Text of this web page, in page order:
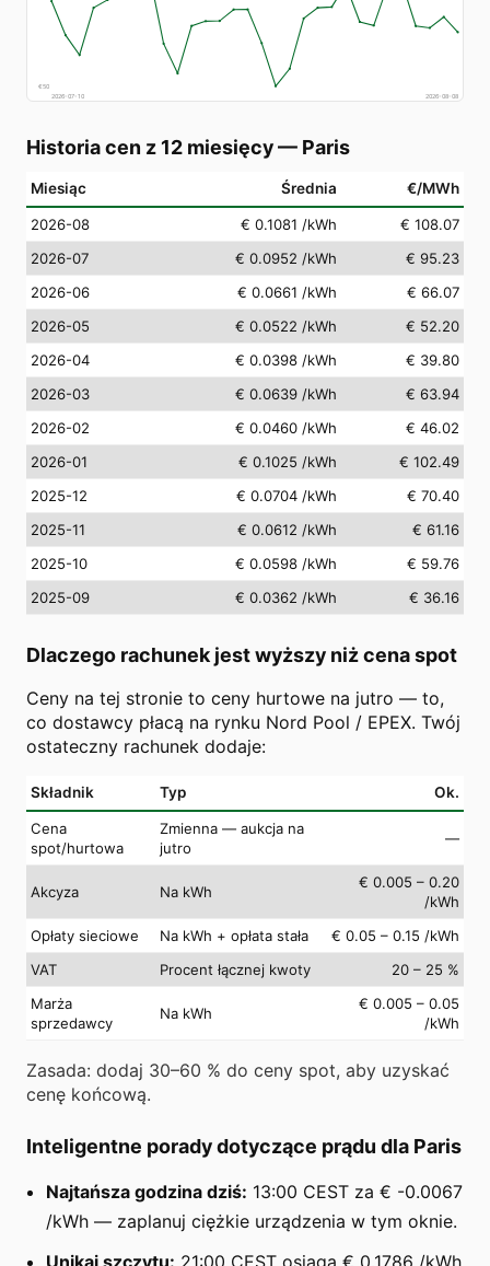
€50
2026-07-10
2026-08-08
Historia cen z 12 miesięcy— Paris
Miesiąc Średnia €/MWh
2026-08 € 0.1081 /kWh
€ 108.07
2026-07
€ 0.0952 /kWh
€ 95.23
2026-06
€ 0.0661 /kWh
€ 66.07
2026-05
€ 0.0522 /kWh
€ 52.20
2026-04
€ 0.0398 /kWh
€ 39.80
2026-03
€ 0.0639 /kWh
€ 63.94
2026-02
€ 0.0460 /kWh
€ 46.02
2026-01
€ 0.1025 /kWh
€ 102.49
2025-12
€ 0.0704 /kWh
€ 70.40
2025-11
€ 0.0612 /kWh
€ 61.16
2025-10
€ 0.0598 /kWh
€ 59.76
2025-09
€ 0.0362 /kWh € 36.16
Dlaczego rachunek jest wyższy niż cena spot
Ceny na tej stronie to ceny hurtowe na jutro — to,
co dostawcy płacą na rynku Nord Pool / EPEX. Twój
ostateczny rachunek dodaje:
Składnik Typ Ok.
Cena
spot/hurtowa
Zmienna — aukcja na
jutro
—
Akcyza Na kWh
€ 0.005 – 0.20
/kWh
Opłaty sieciowe
Na kWh + opłata stała
€ 0.05 – 0.15 /kWh
VAT
Procent łącznej kwoty
20 – 25 %
Marża
sprzedawcy
Na kWh
€ 0.005 – 0.05
/kWh
Zasada: dodaj 30–60 % do ceny spot, aby uzyskać
cenę końcową.
Inteligentne porady dotyczące prądu dla Paris
Najtańsza godzina dziś: 13:00 CEST za € -0.0067
/kWh — zaplanuj ciężkie urządzenia w tym oknie.
Unikaj szczytu: 21:00 CEST osiąga € 0.1786 /kWh